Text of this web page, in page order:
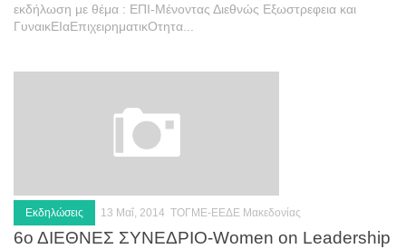
εκδήλωση με θέ­μα : ΕΠΙ-Μένοντας Διεθνώς Εξωστρεφεια και
ΓυναικΕΙαΕπιχειρηματικΟτητα...
Εκδηλώσεις 13 Μαΐ, 2014 ΤΟΓΜΕ-ΕΕΔΕ Μακεδονίας
6ο ΔΙΕΘΝΕΣ ΣΥΝΕΔΡΙΟ-Women on Leadership